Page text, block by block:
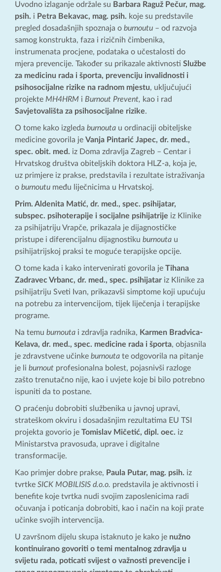
Uvodno izlaganje održale su Barbara Raguž Pečur, mag.
psih. i Petra Bekavac, mag. psih. koje su predstavile
pregled dosadašnjih spoznaja o burnoutu – od razvoja
samog konstrukta, faza i rizičnih čimbenika,
instrumenata procjene, podataka o učestalosti do
mjera prevencije. Također su prikazale aktivnosti Službe
za medicinu rada i športa, prevenciju invalidnosti i
psihosocijalne rizike na radnom mjestu, uključujući
projekte MH4HRM i Burnout Prevent, kao i rad
Savjetovališta za psihosocijalne rizike.
O tome kako izgleda burnouta u ordinaciji obiteljske
medicine govorila je Vanja Pintarić Japec, dr. med.,
spec. obit. med. iz Doma zdravlja Zagreb – Centar i
Hrvatskog društva obiteljskih doktora HLZ-a, koja je,
uz primjere iz prakse, predstavila i rezultate istraživanja
o burnoutu među liječnicima u Hrvatskoj.
Prim. Aldenita Matić, dr. med., spec. psihijatar,
subspec. psihoterapije i socijalne psihijatrije iz Klinike
za psihijatriju Vrapče, prikazala je dijagnostičke
pristupe i diferencijalnu dijagnostiku burnouta u
psihijatrijskoj praksi te moguće terapijske opcije.
O tome kada i kako intervenirati govorila je Tihana
Zadravec Vrbanc, dr. med., spec. psihijatar iz Klinike za
psihijatriju Sveti Ivan, prikazavši simptome koji upućuju
na potrebu za intervencijom, tijek liječenja i terapijske
programe.
Na temu burnouta i zdravlja radnika, Karmen Bradvica-
Kelava, dr. med., spec. medicine rada i športa, objasnila
je zdravstvene učinke burnouta te odgovorila na pitanje
je li burnout profesionalna bolest, pojasnivši razloge
zašto trenutačno nije, kao i uvjete koje bi bilo potrebno
ispuniti da to postane.
O praćenju dobrobiti službenika u javnoj upravi,
strateškom okviru i dosadašnjim rezultatima EU TSI
projekta govorio je Tomislav Mičetić, dipl. oec. iz
Ministarstva pravosuđa, uprave i digitalne
transformacije.
Kao primjer dobre prakse, Paula Putar, mag. psih. iz
tvrtke SICK MOBILISIS d.o.o. predstavila je aktivnosti i
benefite koje tvrtka nudi svojim zaposlenicima radi
očuvanja i poticanja dobrobiti, kao i način na koji prate
učinke svojih intervencija.
U završnom dijelu skupa istaknuto je kako je nužno
kontinuirano govoriti o temi mentalnog zdravlja u
svijetu rada, poticati svijest o važnosti prevencije i